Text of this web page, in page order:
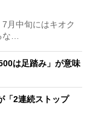
月中旬にはキオク
…
は足踏み」が意味
「2連続ストップ